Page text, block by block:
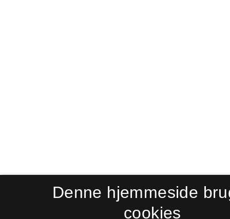
Denne hjemmeside
cookies